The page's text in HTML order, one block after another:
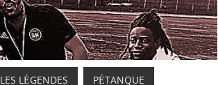
LES LÉGENDES PÉTANQUE